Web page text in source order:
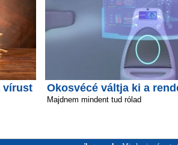
vírust Okosvécé váltja ki a
Majdnem mindent tud rólad